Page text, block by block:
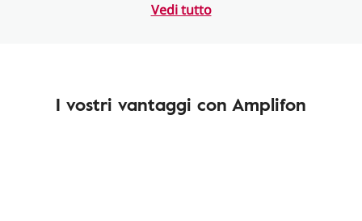
Vedi tutto
I vostri vantaggi con Amplifon